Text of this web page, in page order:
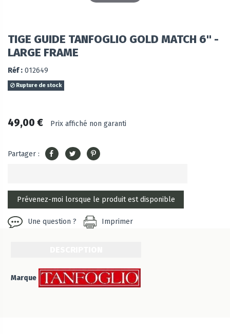
TIGE GUIDE TANFOGLIO GOLD MATCH 6" -
LARGE FRAME
Réf : 012649
Rupture de stock
49,00 € Prix affiché non garanti
Partager :
Une question ? Imprimer
Marque